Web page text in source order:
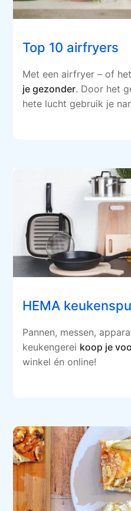
Top 10 airfryers
Met een airfryer – of
je gezonder. Door het
hete lucht gebruik je
HEMA
Pannen, messen,
keukengerei koop je
winkel én online!